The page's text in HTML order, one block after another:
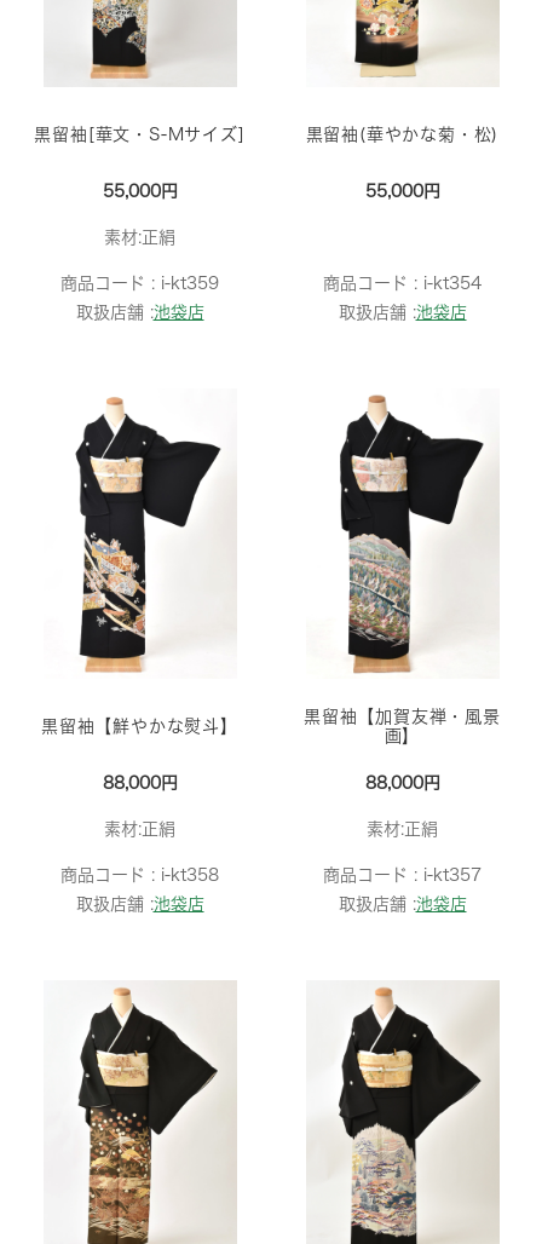
黒留袖[華文・S-Mサイズ]
55,000円
素材:正絹
商品コード : i-kt359
取扱店舗 :池袋店
黒留袖(華やかな菊・松)
55,000円
商品コード : i-kt354
取扱店舗 :池袋店
黒留袖【鮮やかな熨斗】
88,000円
素材:正絹
商品コード : i-kt358
取扱店舗 :池袋店
黒留袖【加賀友禅・風景
画】
88,000円
素材:正絹
商品コード : i-kt357
取扱店舗 :池袋店